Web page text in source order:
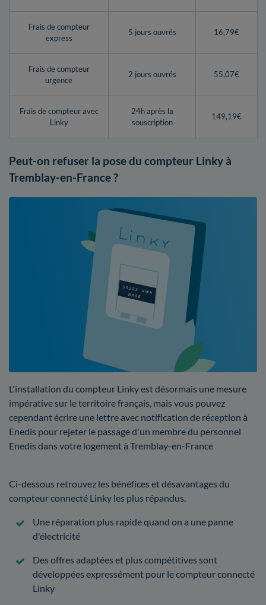
Frais de compteur
express
5 jours ouvrés 16,79€
Frais de compteur
urgence
2 jours ouvrés 55,07€
Frais de compteur avec
Linky
24h après la
souscription
149,19€
Peut-on refuser la pose du compteur Linky à
Tremblay-en-France ?
L'installation du compteur Linky est désormais une mesure
impérative sur le territoire français, mais vous pouvez
cependant écrire une lettre avec notification de réception à
Enedis pour rejeter le passage d'un membre du personnel
Enedis dans votre logement à Tremblay-en-France
Ci-dessous retrouvez les bénéfices et désavantages du
compteur connecté Linky les plus répandus.
Une réparation plus rapide quand on a une panne
d'électricité
Des offres adaptées et plus compétitives sont
développées expressément pour le compteur connecté
Linky